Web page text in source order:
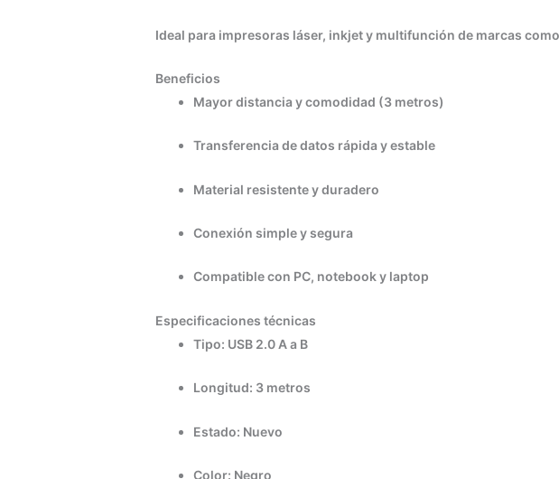
Ideal para impresoras láser, inkjet y multifunción de marcas como
Beneficios
Mayor distancia y comodidad (3 metros)
Transferencia de datos rápida y estable
Material resistente y duradero
Conexión simple y segura
Compatible con PC, notebook y laptop
Especificaciones técnicas
Tipo: USB 2.0 A a B
Longitud: 3 metros
Estado: Nuevo
Color: Negro